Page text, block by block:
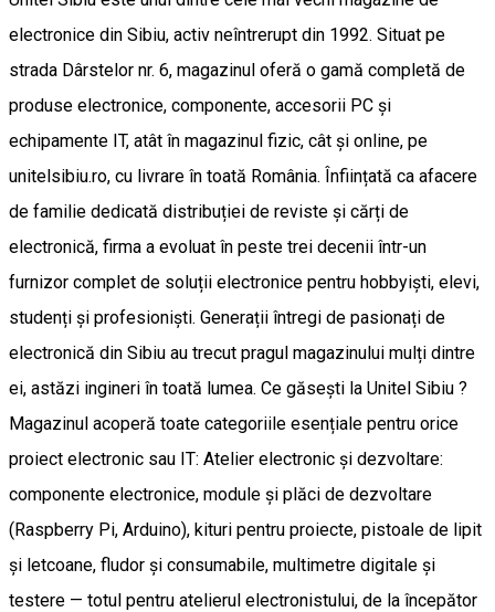
electronice din Sibiu, activ neîntrerupt din 1992. Situat pe
strada Dârstelor nr. 6, magazinul oferă o gamă completă de
produse electronice, componente, accesorii PC și
echipamente IT, atât în magazinul fizic, cât și online, pe
unitelsibiu.ro, cu livrare în toată România. Înființată ca afacere
de familie dedicată distribuției de reviste și cărți de
electronică, firma a evoluat în peste trei decenii într-un
furnizor complet de soluții electronice pentru hobbyiști, elevi,
studenți și profesioniști. Generații întregi de pasionați de
electronică din Sibiu au trecut pragul magazinului mulți dintre
ei, astăzi ingineri în toată lumea. Ce găsești la Unitel Sibiu ?
Magazinul acoperă toate categoriile esențiale pentru orice
proiect electronic sau IT: Atelier electronic și dezvoltare:
componente electronice, module și plăci de dezvoltare
(Raspberry Pi, Arduino), kituri pentru proiecte, pistoale de lipit
și letcoane, fludor și consumabile, multimetre digitale și
testere — totul pentru atelierul electronistului, de la începător